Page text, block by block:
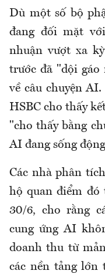
Dù một số bộ
đang đối mặt
nhuận vượt xa
trước đã "dội gáo
về câu chuyện
HSBC cho thấy
"cho thấy bằng
AI đang sống
Các nhà phân
hộ quan điểm đó
30/6, cho rằng
cung ứng AI
doanh thu từ
các nền tảng lớn